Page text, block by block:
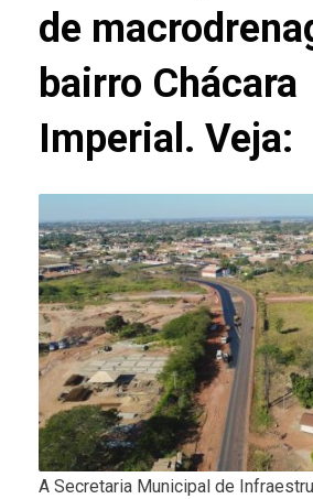
de
bairro Chácara
Imperial. Veja:
A Secretaria Municipal de